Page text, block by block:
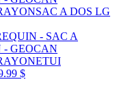
SAC A DOS LG
ETUI
$